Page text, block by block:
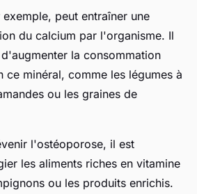
peut entraîner une
du calcium par l'organisme. Il
la consommation
ce minéral, comme les légumes à
ou les graines de
l'ostéoporose, il est
les aliments riches en vitamine
ou les produits enrichis.